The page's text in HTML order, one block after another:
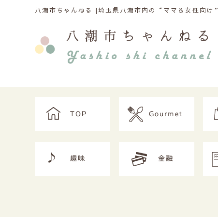
八潮市ちゃんねる |埼玉県八潮市内の“ママ＆女性向け